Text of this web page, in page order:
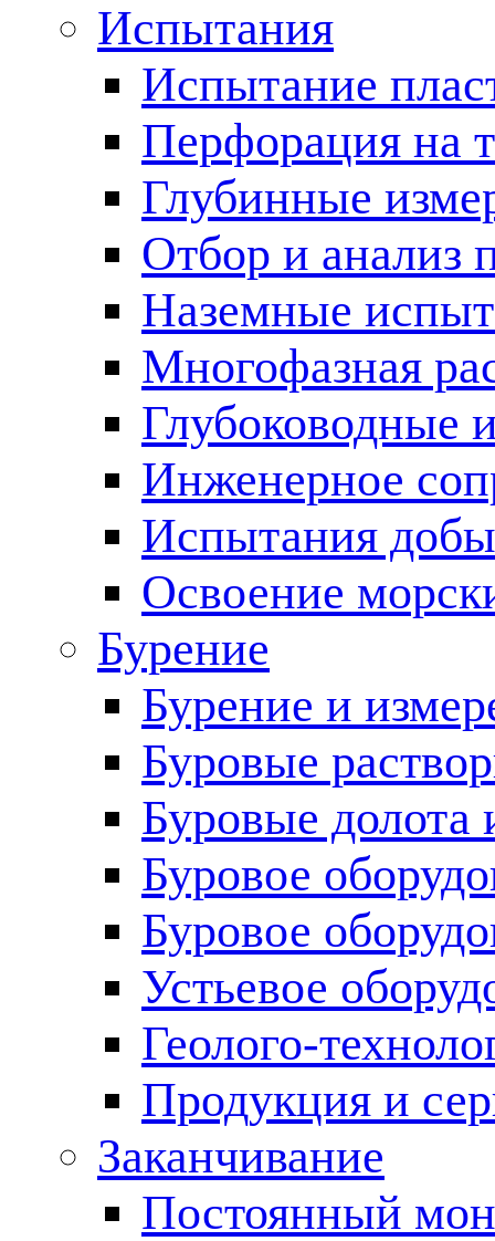
Испытания
Испытание
Перфорация на
Глубинные
Отбор и анализ
Наземные
Многофазная
Глубоководные
Инженерное
Испытания
Освоение
Бурение
Бурение и
Буровые
Буровые долота
Буровое
Буровое
Устьевое
Геолого-
Продукция и
Заканчивание
Постоянный